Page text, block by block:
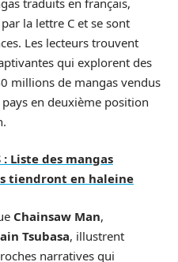
la lettre C et se sont
Les lecteurs trouvent
qui explorent des
millions de mangas vendus
en deuxième position
: Liste des mangas
tiendront en haleine
Chainsaw Man,
Tsubasa, illustrent
narratives qui